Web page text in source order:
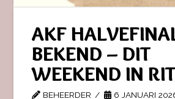
AKF
BEKEND – DIT
WEEKEND IN
BEHEERDER
6 JANUARI